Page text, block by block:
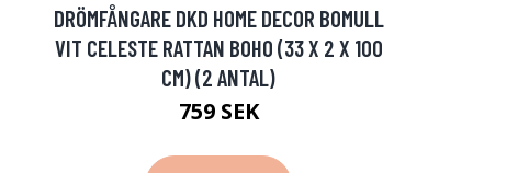
DRÖMFÅNGARE DKD HOME DECOR BOMULL
VIT CELESTE RATTAN BOHO (33 X 2 X 100
CM) (2 ANTAL)
759 SEK